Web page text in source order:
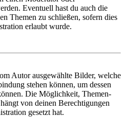
Eventuell hast du auch die
Themen zu schließen, sofern dies
erlaubt wurde.
Autor ausgewählte Bilder, welche
stehen können, um dessen
Die Möglichkeit, Themen-
von deinen Berechtigungen
gesetzt hat.